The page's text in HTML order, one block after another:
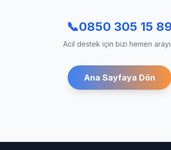
📞0850 305 15
Acil destek için bizi hemen
Ana Sayfaya Dön